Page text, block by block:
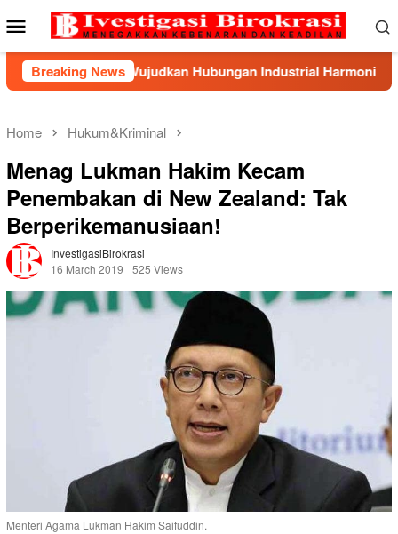
to
Mobile
Menu
Breaking News
Kunci Wujudkan Hubungan Industrial Harmonis di PT
Home Hukum&Kriminal
Menag Lukman Hakim Kecam
Penembakan di New Zealand: Tak
Berperikemanusiaan!
InvestigasiBirokrasi
16 March 2019
525 Views
Menteri Agama Lukman Hakim Saifuddin.